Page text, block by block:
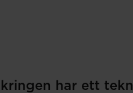
har ett